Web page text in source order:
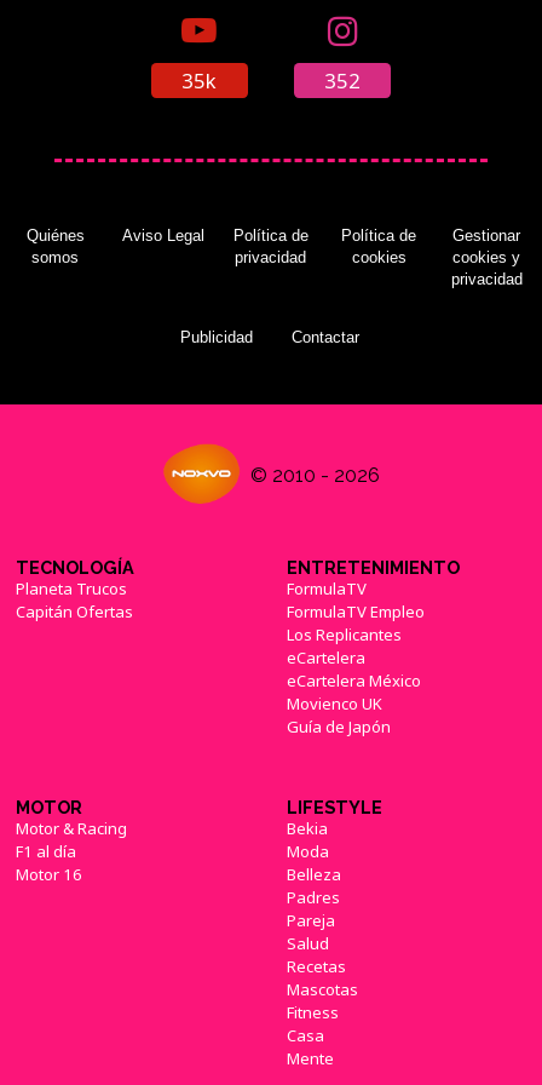
'Yo-kai Watch 2': estos son los regalos que
puedes llevarte por reservar el juego
(10/03/2017)
35k 352
Quiénes
somos
Aviso Legal
Política de
privacidad
Política de
cookies
Gestionar
cookies y
privacidad
Publicidad Contactar
© 2010 - 2026
TECNOLOGÍA
Planeta Trucos
Capitán Ofertas
ENTRETENIMIENTO
FormulaTV
FormulaTV Empleo
Los Replicantes
eCartelera
eCartelera México
Movienco UK
Guía de Japón
MOTOR
Motor & Racing
F1 al día
Motor 16
LIFESTYLE
Bekia
Moda
Belleza
Padres
Pareja
Salud
Recetas
Mascotas
Fitness
Casa
Mente